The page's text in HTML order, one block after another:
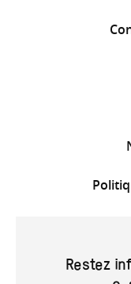
Restez